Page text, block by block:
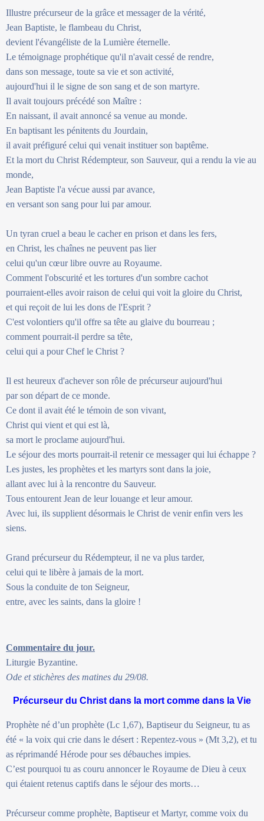
Illustre précurseur de la grâce et messager de la vérité,
Jean Baptiste, le flambeau du Christ,
devient l'évangéliste de la Lumière éternelle.
Le témoignage prophétique qu'il n'avait cessé de rendre,
dans son message, toute sa vie et son activité,
aujourd'hui il le signe de son sang et de son martyre.
Il avait toujours précédé son Maître :
En naissant, il avait annoncé sa venue au monde.
En baptisant les pénitents du Jourdain,
il avait préfiguré celui qui venait instituer son baptême.
Et la mort du Christ Rédempteur, son Sauveur, qui a rendu la vie au
monde,
Jean Baptiste l'a vécue aussi par avance,
en versant son sang pour lui par amour.
Un tyran cruel a beau le cacher en prison et dans les fers,
en Christ, les chaînes ne peuvent pas lier
celui qu'un cœur libre ouvre au Royaume.
Comment l'obscurité et les tortures d'un sombre cachot
pourraient-elles avoir raison de celui qui voit la gloire du Christ,
et qui reçoit de lui les dons de l'Esprit ?
C'est volontiers qu'il offre sa tête au glaive du bourreau ;
comment pourrait-il perdre sa tête,
celui qui a pour Chef le Christ ?
Il est heureux d'achever son rôle de précurseur aujourd'hui
par son départ de ce monde.
Ce dont il avait été le témoin de son vivant,
Christ qui vient et qui est là,
sa mort le proclame aujourd'hui.
Le séjour des morts pourrait-il retenir ce messager qui lui échappe ?
Les justes, les prophètes et les martyrs sont dans la joie,
allant avec lui à la rencontre du Sauveur.
Tous entourent Jean de leur louange et leur amour.
Avec lui, ils supplient désormais le Christ de venir enfin vers les
siens.
Grand précurseur du Rédempteur, il ne va plus tarder,
celui qui te libère à jamais de la mort.
Sous la conduite de ton Seigneur,
entre, avec les saints, dans la gloire !
Commentaire du jour.
Liturgie Byzantine.
Ode et stichères des matines du 29/08.
Précurseur du Christ dans la mort comme dans la Vie
Prophète né d’un prophète (Lc 1,67), Baptiseur du Seigneur, tu as
été « la voix qui crie dans le désert : Repentez-vous » (Mt 3,2), et tu
as réprimandé Hérode pour ses débauches impies.
C’est pourquoi tu as couru annoncer le Royaume de Dieu à ceux
qui étaient retenus captifs dans le séjour des morts…
Précurseur comme prophète, Baptiseur et Martyr, comme voix du